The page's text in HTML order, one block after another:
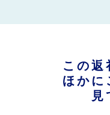
この返
ほかに
見